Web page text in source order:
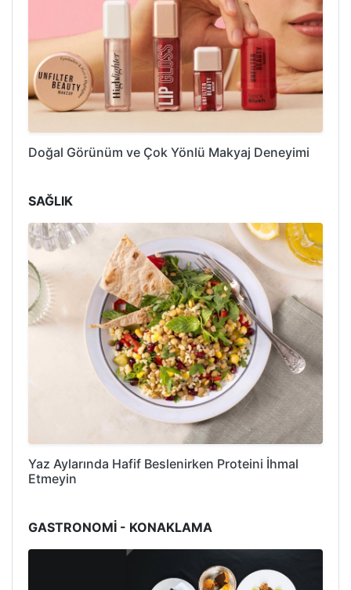
Doğal Görünüm ve Çok Yönlü Makyaj Deneyimi
SAĞLIK
Yaz Aylarında Hafif Beslenirken Proteini İhmal
Etmeyin
GASTRONOMİ - KONAKLAMA